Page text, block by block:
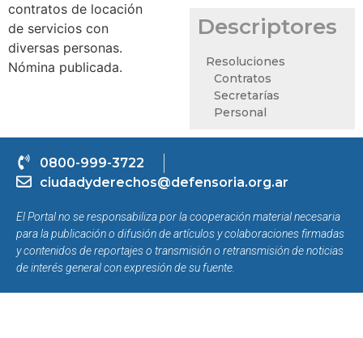
contratos de locación
de servicios con
diversas personas.
Nómina publicada.
Descriptores
Resoluciones
Contratos
Secretarías
Personal
0800-999-3722
ciudadyderechos@defensoria.org.ar
El Portal no se responsabiliza por la cooperación material necesaria
para la publicación o difusión de artículos y colaboraciones firmadas
y contenidos de reportajes o transmisión o retransmisión de noticias
de interés general con expresión de su fuente.